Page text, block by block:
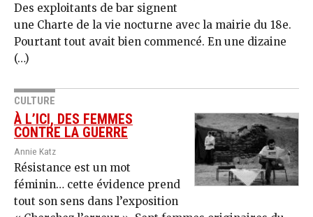
Des exploitants de bar signent
une Charte de la vie nocturne avec la mairie du 18e.
Pourtant tout avait bien commencé. En une dizaine
(…)
CULTURE
À L’ICI, DES FEMMES
CONTRE LA GUERRE
Annie Katz
Résistance est un mot
féminin… cette évidence prend
tout son sens dans l’exposition